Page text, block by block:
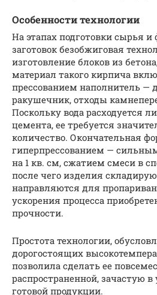
Особенности технологии
На этапах подготовки сырья
заготовок безобжиговая
изготовление блоков из
материал такого кирпича
прессованием наполнитель —
ракушечник, отходы
Поскольку вода расходуется
цемента, ее требуется
количество. Окончательная
гиперпрессованием —
на 1 кв. см, сжатием смеси в
после чего изделия
направляются для
ускорения процесса
прочности.
Простота технологии,
дорогостоящих
позволила сделать ее
распространенной, зачастую
готовой продукции.